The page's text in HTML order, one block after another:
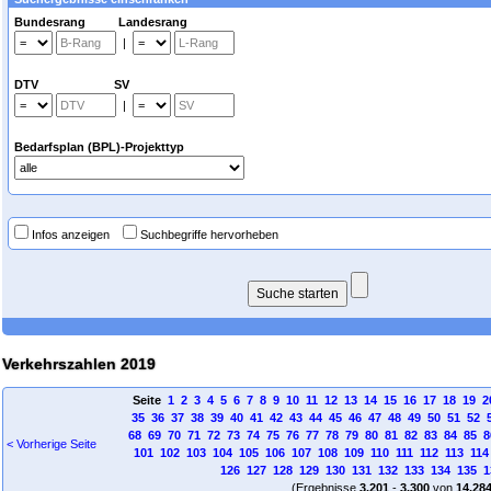
Bundesrang Landesrang
|
DTV SV
|
Bedarfsplan (BPL)-Projekttyp
Infos anzeigen Suchbegriffe hervorheben
Verkehrszahlen 2019
< Vorherige Seite
Seite 1 2 3 4 5 6 7 8 9 10 11 12 13 14 15 16 17 18 19
35 36 37 38 39 40 41 42 43 44 45 46 47 48 49 50 51 52
68 69 70 71 72 73 74 75 76 77 78 79 80 81 82 83 84 85
101 102 103 104 105 106 107 108 109 110 111 112 113 114
126 127 128 129 130 131 132 133 134 135
(Ergebnisse 3.201- 3.300von 14.284